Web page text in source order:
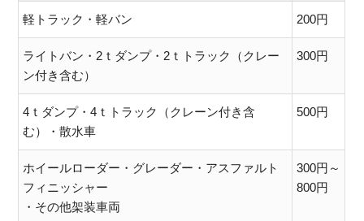
軽トラック・軽バン 200円
ライトバン・2ｔダンプ・2ｔトラック（クレー
ン付き含む）
300円
4ｔダンプ・4ｔトラック（クレーン付き含
む）・散水車
500円
ホイールローダー・グレーダー・アスファルト
フィニッシャー
・その他架装車両
300円～
800円